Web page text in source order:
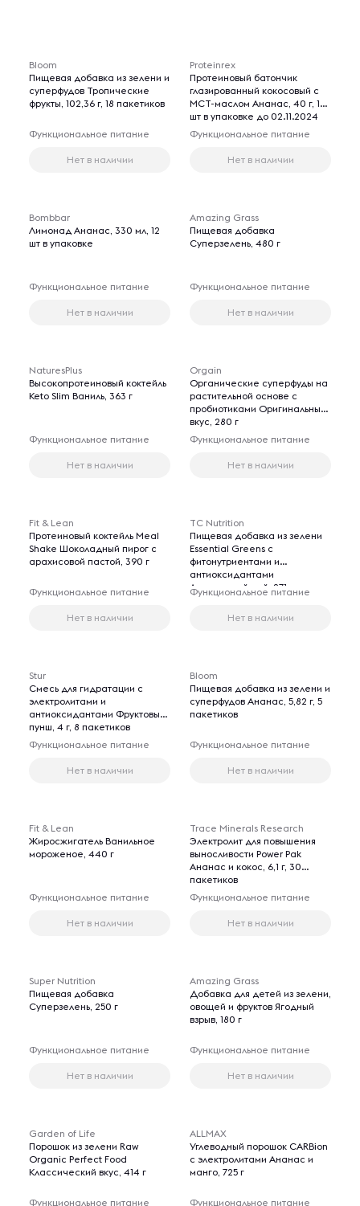
Bloom
Пищевая добавка из зелени и
суперфудов Тропические
фрукты, 102,36 г, 18 пакетиков
Функциональное питание
Нет в наличии
Proteinrex
Протеиновый батончик
глазированный кокосовый с
МСТ-маслом Ананас, 40 г, 15
шт в упаковке до 02.11.2024
Функциональное питание
Нет в наличии
Bombbar
Лимонад Ананас, 330 мл, 12
шт в упаковке
Функциональное питание
Нет в наличии
Amazing Grass
Пищевая добавка
Суперзелень, 480 г
Функциональное питание
Нет в наличии
NaturesPlus
Высокопротеиновый коктейль
Keto Slim Ваниль, 363 г
Функциональное питание
Нет в наличии
Orgain
Органические суперфуды на
растительной основе с
пробиотиками Оригинальный
вкус, 280 г
Функциональное питание
Нет в наличии
Fit & Lean
Протеиновый коктейль Meal
Shake Шоколадный пирог с
арахисовой пастой, 390 г
Функциональное питание
Нет в наличии
TC Nutrition
Пищевая добавка из зелени
Essential Greens с
фитонутриентами и
антиоксидантами
Ананасовый рай, 271 г
Функциональное питание
Нет в наличии
Stur
Смесь для гидратации с
электролитами и
антиоксидантами Фруктовый
пунш, 4 г, 8 пакетиков
Функциональное питание
Нет в наличии
Bloom
Пищевая добавка из зелени и
суперфудов Ананас, 5,82 г, 5
пакетиков
Функциональное питание
Нет в наличии
Fit & Lean
Жиросжигатель Ванильное
мороженое, 440 г
Функциональное питание
Нет в наличии
Trace Minerals Research
Электролит для повышения
выносливости Power Pak
Ананас и кокос, 6,1 г, 30
пакетиков
Функциональное питание
Нет в наличии
Super Nutrition
Пищевая добавка
Суперзелень, 250 г
Функциональное питание
Нет в наличии
Amazing Grass
Добавка для детей из зелени,
овощей и фруктов Ягодный
взрыв, 180 г
Функциональное питание
Нет в наличии
Garden of Life
Порошок из зелени Raw
Organic Perfect Food
Классический вкус, 414 г
Функциональное питание
ALLMAX
Углеводный порошок CARBion
с электролитами Ананас и
манго, 725 г
Функциональное питание